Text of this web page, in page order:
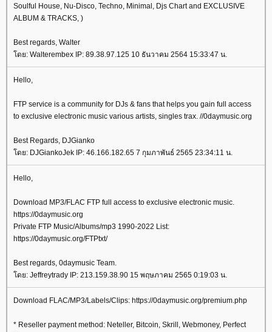
Soulful House, Nu-Disco, Techno, Minimal, Djs Chart and EXCLUSIVE
ALBUM & TRACKS, )
Best regards, Walter
ดย: Walterembex IP: 89.38.97.125 10 ธันวาคม 2564 15:33:47 น.
Hello,
FTP service is a community for DJs & fans that helps you gain full access
to exclusive electronic music various artists, singles trax. //0daymusic.org
Best Regards, DJGianko
ดย: DJGiankoJek IP: 46.166.182.65 7 กุมภาพันธ์ 2565 23:34:11 น.
Hello,
Download MP3/FLAC FTP full access to exclusive electronic music.
https://0daymusic.org
Private FTP Music/Albums/mp3 1990-2022 List:
https://0daymusic.org/FTPtxt/
Best regards, 0daymusic Team.
ดย: Jeffreytrady IP: 213.159.38.90 15 พฤษภาคม 2565 0:19:03 น.
Download FLAC/MP3/Labels/Clips: https://0daymusic.org/premium.php
* Reseller payment method: Neteller, Bitcoin, Skrill, Webmoney, Perfect